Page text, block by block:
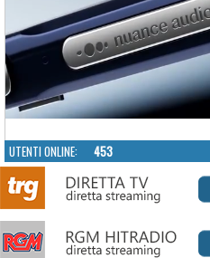
UTENTI ONLINE: 453